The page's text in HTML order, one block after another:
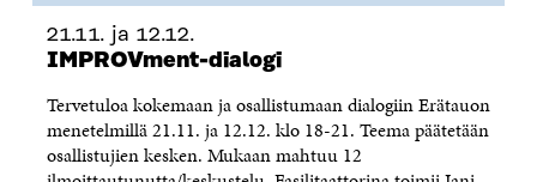
21.11. ja 12.12.
IMPROVment-dialogi
Tervetuloa kokemaan ja osallistumaan dialogiin Erätauon
menetelmillä 21.11. ja 12.12. klo 18-21. Teema päätetään
osallistujien kesken. Mukaan mahtuu 12